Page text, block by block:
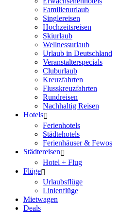
Familienurlaub
Singlereisen
Hochzeitsreisen
Skiurlaub
Wellnessurlaub
Urlaub in Deutschland
Veranstalterspecials
Cluburlaub
Kreuzfahrten
Flusskreuzfahrten
Rundreisen
Nachhaltig Reisen
Hotels
Ferienhotels
Städtehotels
Ferienhäuser & Fewos
Städtereisen
Hotel + Flug
Flüge
Urlaubsflüge
Linienflüge
Mietwagen
Deals